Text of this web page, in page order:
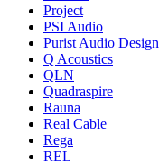
Project
PSI Audio
Purist Audio Design
Q Acoustics
QLN
Quadraspire
Rauna
Real Cable
Rega
REL